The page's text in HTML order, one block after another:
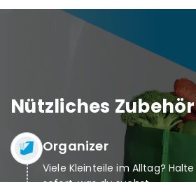
Nützliches Zubehör
Organizer
Viele Kleinteile im Alltag?